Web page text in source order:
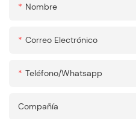
Nombre
Correo Electrónico
Teléfono/whatsapp
Compañía